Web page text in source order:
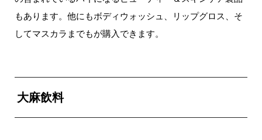
もあります。他にもボディウォッシュ、リップグロス、そ
してマスカラまでもが購入できます。
大麻飲料